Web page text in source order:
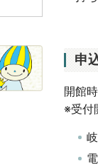
申
開館
※受付